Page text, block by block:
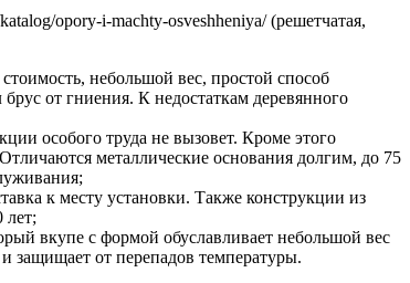
opory-i-machty-osveshheniya/ (решетчатая,
небольшой вес, простой способ
от гниения. К недостаткам деревянного
особого труда не вызовет. Кроме этого
металлические основания долгим, до 75
к месту установки. Также конструкции из
лет;
вкупе с формой обуславливает небольшой вес
защищает от перепадов температуры.